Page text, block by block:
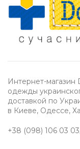
Интернет-
одежды
доставкой по
в Киеве, Одессе,
+38 (098) 106 03 03